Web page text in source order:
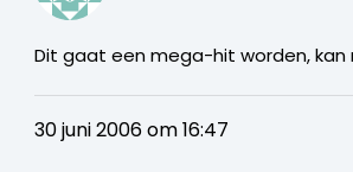
Dit gaat een mega-hit worden, kan
30 juni 2006 om 16:47